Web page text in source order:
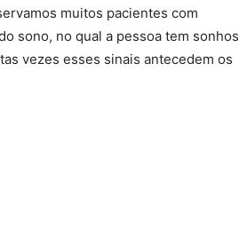
muitos pacientes com
sono, no qual a pessoa tem sonhos
vezes esses sinais antecedem os